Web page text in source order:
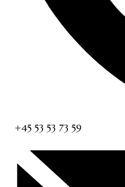
+45 53 53 73 59